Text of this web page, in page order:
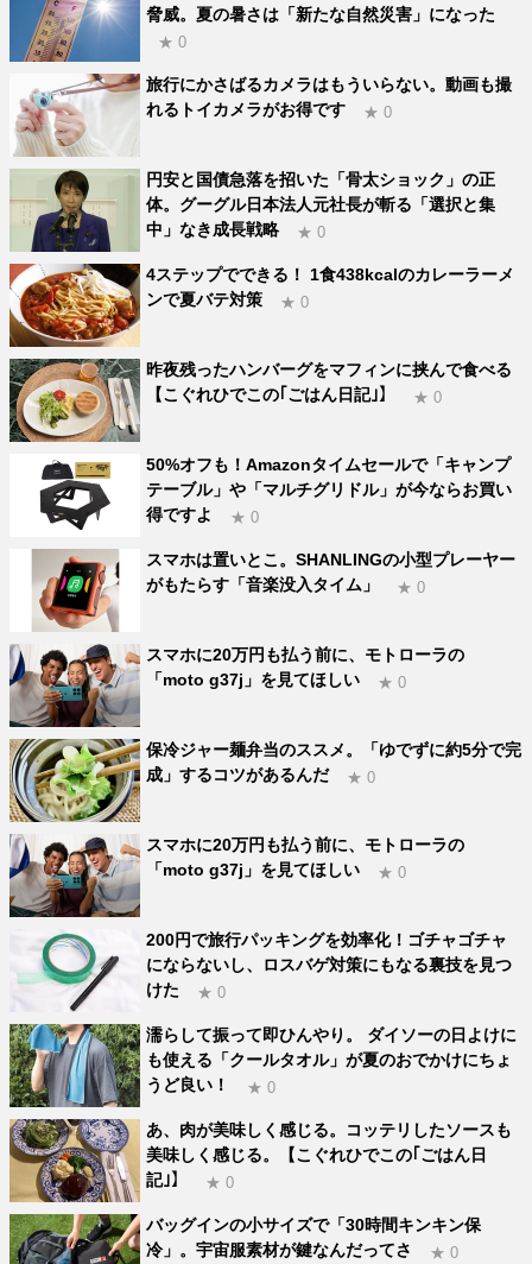
脅威。夏の暑さは「新たな自然災害」になった
★ 0
旅行にかさばるカメラはもういらない。動画も撮
れるトイカメラがお得です
★ 0
円安と国債急落を招いた「骨太ショック」の正
体。グーグル日本法人元社長が斬る「選択と集
中」なき成長戦略
★ 0
4ステップでできる！ 1食438kcalのカレーラーメ
ンで夏バテ対策
★ 0
昨夜残ったハンバーグをマフィンに挟んで食べる
【こぐれひでこの｢ごはん日記｣】
★ 0
50%オフも！Amazonタイムセールで「キャンプ
テーブル」や「マルチグリドル」が今ならお買い
得ですよ
★ 0
スマホは置いとこ。SHANLINGの小型プレーヤー
がもたらす「音楽没入タイム」
★ 0
スマホに20万円も払う前に、モトローラの
「moto g37j」を見てほしい
★ 0
保冷ジャー麺弁当のススメ。「ゆでずに約5分で完
成」するコツがあるんだ
★ 0
スマホに20万円も払う前に、モトローラの
「moto g37j」を見てほしい
★ 0
200円で旅行パッキングを効率化！ゴチャゴチャ
にならないし、ロスバゲ対策にもなる裏技を見つ
けた
★ 0
濡らして振って即ひんやり。 ダイソーの日よけに
も使える「クールタオル」が夏のおでかけにちょ
うど良い！
★ 0
あ、肉が美味しく感じる。コッテリしたソースも
美味しく感じる。【こぐれひでこの｢ごはん日
記｣】
★ 0
バッグインの小サイズで「30時間キンキン保
冷」。宇宙服素材が鍵なんだってさ
★ 0